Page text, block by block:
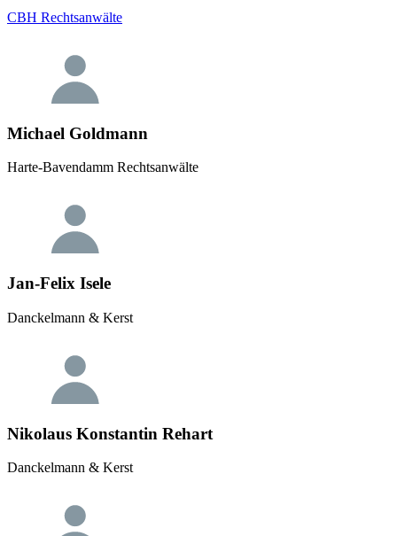
CBH Rechtsanwälte
Michael Goldmann
Harte-Bavendamm Rechtsanwälte
Jan-Felix Isele
Danckelmann & Kerst
Nikolaus Konstantin Rehart
Danckelmann & Kerst